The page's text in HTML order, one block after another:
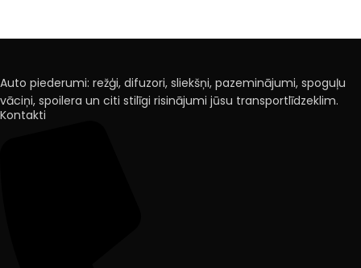
Auto piederumi: režģi, difuzori, sliekšņi, pazeminājumi, spoguļu
vāciņi, spoilera un citi stilīgi risinājumi jūsu transportlīdzeklim.
Kontakti